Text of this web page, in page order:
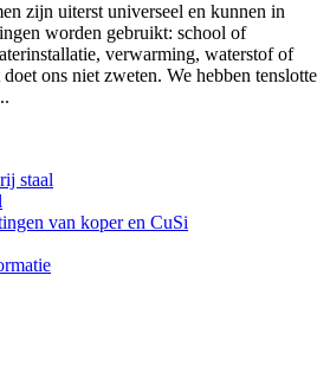
zijn uiterst universeel en kunnen in
worden gebruikt: school of
verwarming, waterstof of
ons niet zweten. We hebben tenslotte
staal
van koper en CuSi